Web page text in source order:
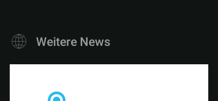
Weitere News